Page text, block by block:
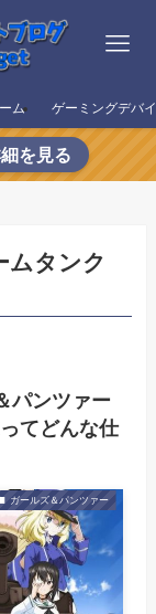
ム ゲーミングデバ
を見る
ムタンク
パンツァー
てどんな仕
ガールズ＆パンツァー